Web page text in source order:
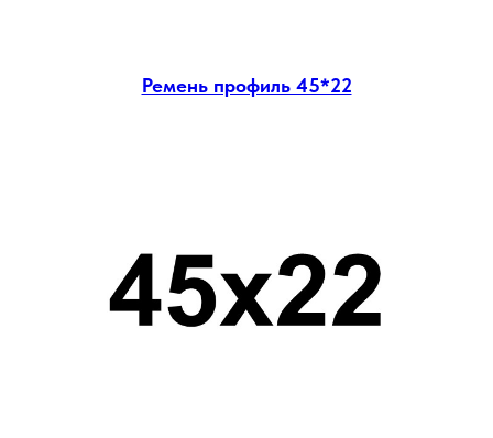
Ремень профиль 45*22